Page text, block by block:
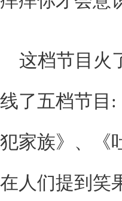
这档节目火
线了五档节目
犯家族》、《
在人们提到笑